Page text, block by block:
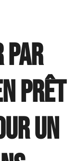
par
prêt
un